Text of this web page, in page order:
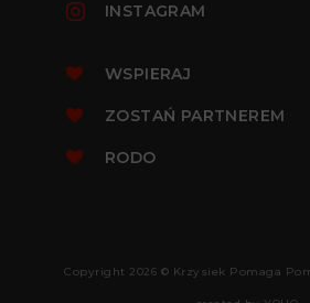
INSTAGRAM
WSPIERAJ
ZOSTAŃ PARTNEREM
RODO
Copyright 2026 © Krzysiek Pomaga